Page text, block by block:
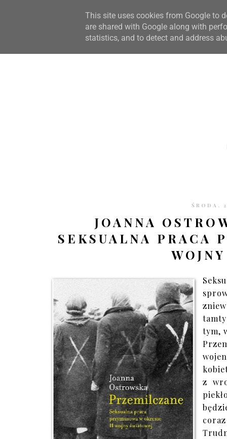
STRONA GŁÓWNA WSPÓŁPRACA RECENZJE O
ŚRODA,
JOANNA
SEKSUALNA PRACA
tym,
z
This site uses cookies from Google to
are shared with Google along with
statistics, and to detect and address